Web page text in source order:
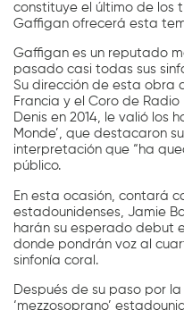
constituye el último de los
Gaffigan ofrecerá esta
Gaffigan es un reputado
pasado casi todas sus
Su dirección de esta obra
Francia y el Coro de
Denis en 2014, le valió los
Monde’, que destacaron
interpretación que “ha
público.
En esta ocasión, contará
estadounidenses, Jamie
harán su esperado debut
donde pondrán voz al
sinfonía coral.
Después de su paso por la
‘mezzosoprano’